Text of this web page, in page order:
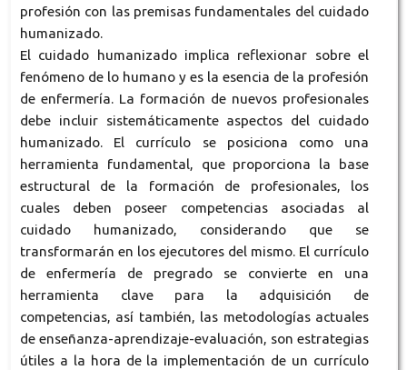
profesión con las premisas fundamentales del cuidado
humanizado.
El cuidado humanizado implica reflexionar sobre el
fenómeno de lo humano y es la esencia de la profesión
de enfermería. La formación de nuevos profesionales
debe incluir sistemáticamente aspectos del cuidado
humanizado. El currículo se posiciona como una
herramienta fundamental, que proporciona la base
estructural de la formación de profesionales, los
cuales deben poseer competencias asociadas al
cuidado humanizado, considerando que se
transformarán en los ejecutores del mismo. El currículo
de enfermería de pregrado se convierte en una
herramienta clave para la adquisición de
competencias, así también, las metodologías actuales
de enseñanza-aprendizaje-evaluación, son estrategias
útiles a la hora de la implementación de un currículo